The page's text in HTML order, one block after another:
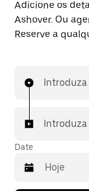
Adicione os
Ashover. Ou
Reserve a
Date